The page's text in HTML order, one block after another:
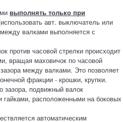
выполнять только при
авт. выключатель или
валками выполняется с
против часовой стрелки происходит
вращая маховичок по часовой
между валками. Это позволяет
фракции - крошки, крупки.
зазора, подвижный валок
расположенными на боковых
автоматическим